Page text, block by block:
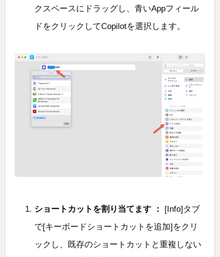
クスペースにドラッグし、青いAppフィール
ドをクリックしてCopilotを選択します。
ショートカットを割り当てます ：
[Info]タブ
で[キーボードショートカットを追加]をクリ
ックし、既存のショートカットと重複しない